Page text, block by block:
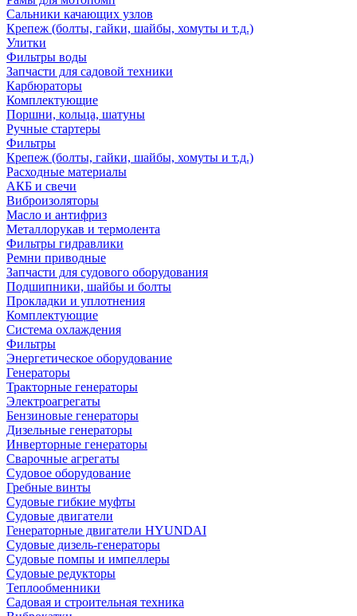
Сальники качающих узлов
Крепеж (болты, гайки, шайбы, хомуты и т.д.)
Улитки
Фильтры воды
Запчасти для садовой техники
Карбюраторы
Комплектующие
Поршни, кольца, шатуны
Ручные стартеры
Фильтры
Крепеж (болты, гайки, шайбы, хомуты и т.д.)
Расходные материалы
АКБ и свечи
Виброизоляторы
Масло и антифриз
Металлорукав и термолента
Фильтры гидравлики
Ремни приводные
Запчасти для судового оборудования
Подшипники, шайбы и болты
Прокладки и уплотнения
Комплектующие
Система охлаждения
Фильтры
Энергетическое оборудование
Генераторы
Тракторные генераторы
Электроагрегаты
Бензиновые генераторы
Дизельные генераторы
Инверторные генераторы
Сварочные агрегаты
Судовое оборудование
Гребные винты
Судовые гибкие муфты
Судовые двигатели
Генераторные двигатели HYUNDAI
Судовые дизель-генераторы
Судовые помпы и импеллеры
Судовые редукторы
Теплообменники
Садовая и строительная техника